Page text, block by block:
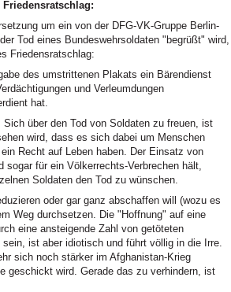
um ein von der DFG-VK-Gruppe Berlin-
Tod eines Bundeswehrsoldaten "begrüßt" wird,
Friedensratschlag:
des umstrittenen Plakats ein Bärendienst
und Verleumdungen
hat.
über den Tod von Soldaten zu freuen, ist
wird, dass es sich dabei um Menschen
Recht auf Leben haben. Der Einsatz von
für ein Völkerrechts-Verbrechen hält,
Soldaten den Tod zu wünschen.
oder gar ganz abschaffen will (wozu es
Weg durchsetzen. Die "Hoffnung" auf eine
eine ansteigende Zahl von getöteten
ist aber idiotisch und führt völlig in die Irre.
sich noch stärker im Afghanistan-Krieg
geschickt wird. Gerade das zu verhindern, ist